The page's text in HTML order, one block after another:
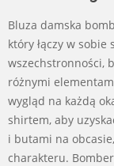
Bluza damska
który łączy w
wszechstronności,
różnymi
wygląd na każdą
shirtem, aby
i butami na
charakteru.